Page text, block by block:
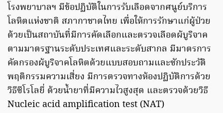
โรงพยาบาลฯ มีข้อปฏิบัติในการรับเลือดจากศนูย์บริการ
โลหิตแห่งชาติ สภากาชาดไทย เพื่อให้การรักษาแก่ผู้ป่วย
ด้วยเป็นสถาบันที่มีการคัดเลือกและตรวจเลือดผ้บูริจาค
ตามมาตรฐานระดับประเทศและระดับสากล มีมาตรการ
คัดกรองผ้บูริจาคโลหิตด้วยแบบสอบถามและซักประวัติ
พฤติกรรมความเสี่ยง มีการตรวจทางห้องปฏิบัติการด้วย
วิธีซีโรโลยี่ ด้วยน้ำยาที่มีความไวสูงสุด และตรวจด้วยวิธี
Nucleic acid amplification test (NAT)